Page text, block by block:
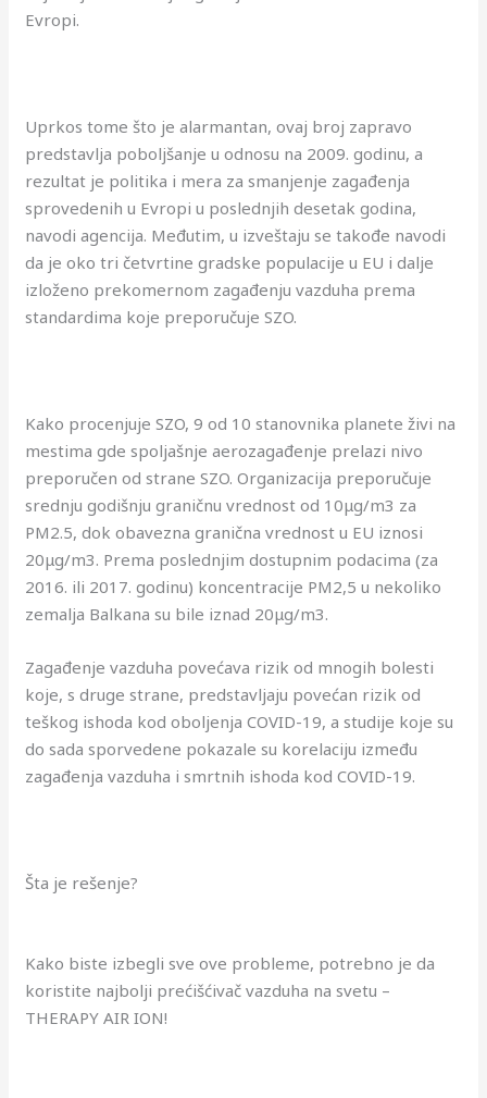
Evropi.
Uprkos tome što je alarmantan, ovaj broj zapravo
predstavlja poboljšanje u odnosu na 2009. godinu, a
rezultat je politika i mera za smanjenje zagađenja
sprovedenih u Evropi u poslednjih desetak godina,
navodi agencija. Međutim, u izveštaju se takođe navodi
da je oko tri četvrtine gradske populacije u EU i dalje
izloženo prekomernom zagađenju vazduha prema
standardima koje preporučuje SZO.
Kako procenjuje SZO, 9 od 10 stanovnika planete živi na
mestima gde spoljašnje aerozagađenje prelazi nivo
preporučen od strane SZO. Organizacija preporučuje
srednju godišnju graničnu vrednost od 10μg/m3 za
PM2.5, dok obavezna granična vrednost u EU iznosi
20μg/m3. Prema poslednjim dostupnim podacima (za
2016. ili 2017. godinu) koncentracije PM2,5 u nekoliko
zemalja Balkana su bile iznad 20μg/m3.
Zagađenje vazduha povećava rizik od mnogih bolesti
koje, s druge strane, predstavljaju povećan rizik od
teškog ishoda kod oboljenja COVID-19, a studije koje su
do sada sporvedene pokazale su korelaciju između
zagađenja vazduha i smrtnih ishoda kod COVID-19.
Šta je rešenje?
Kako biste izbegli sve ove probleme, potrebno je da
koristite najbolji prećišćivač vazduha na svetu –
THERAPY AIR ION!